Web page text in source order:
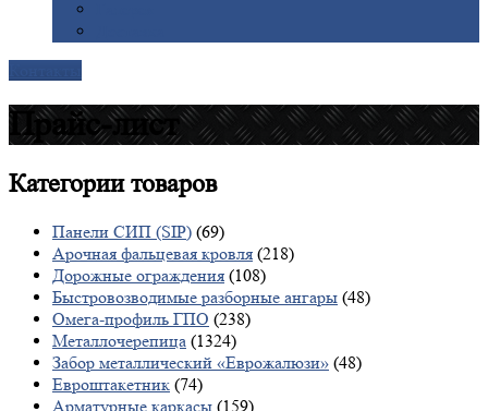
Прайс-лист
Категориитоваров
Панели СИП (SIP) (69)
Арочная фальцевая кровля (218)
Дорожные ограждения (108)
Быстровозводимые разборные ангары (48)
Омега-профиль ГПО (238)
Металлочерепица (1324)
Забор металлический «Еврожалюзи» (48)
Евроштакетник (74)
Арматурные каркасы (159)